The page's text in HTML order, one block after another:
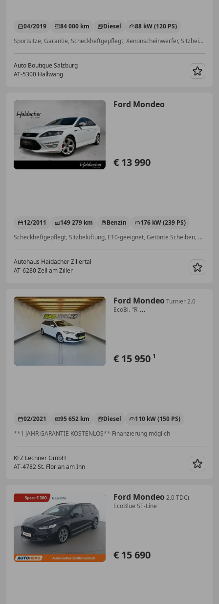
04/2019 84 000 km Diesel
88 kW (120 PS)
Sportsitze, Garantie, Scheckheftgepflegt, Xenonscheinwerfer, Sitzheizung, Tempomat, Regensensor, ABS
Auto Boutique Salzburg
AT-5300 Hallwang
Ford Mondeo
€ 13 990
12/2011 149 279 km Benzin
176 kW (239 PS)
Scheckheftgepflegt, Sitzbelüftung, E10-geeignet, Getönte Scheiben, Einparkhilfe Sensoren vorne, Nebelscheinwerfer, Navigationssystem, Lordosenstütze
Autohaus Haidacher Zillertal
AT-6280 Zell am Ziller
Ford Mondeo Turnier 2.0
EcoBl. "R-
€ 15 950 1
02/2021 95 652 km Diesel
110 kW (150 PS)
**1 JAHR GARANTIE KOSTENLOS** Finanzierung möglich
KFZ Lechner GmbH
AT-4782 St. Florian am Inn
Ford Mondeo 2.0 TDCi
EcoBlue ST-Line
€ 15 690